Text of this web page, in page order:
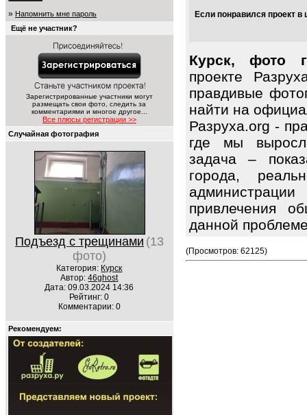
» Напомнить мне пароль
Ещё не участник?
Зарегистрированные участники могут
размещать свои фото, следить за
комментариями и многое другое...
Все плюсы регистрации >>
Случайная фотография
Подъезд с трещинами (13
фото)
Категория: Курск
Автор:46ghost
Дата: 09.03.2024 14:36
Рейтинг: 0
Комментарии: 0
Рекомендуем:
Если понравился проект
Курск, фото
проекте
правдивые
найти на
Разруха.org -
где мы
задача –
города,
привлечения
данной
(Просмотров: 62125)